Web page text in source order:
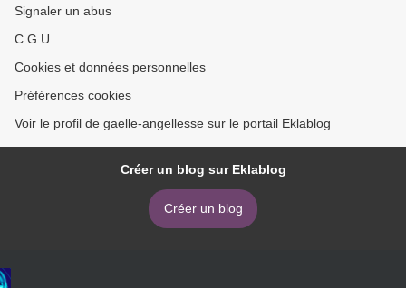
Signaler un abus
C.G.U.
Cookies et données personnelles
Préférences cookies
Voir le profil de gaelle-angellesse sur le portail Eklablog
Créer un blog sur Eklablog
Créer un blog